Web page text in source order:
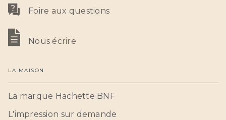
Foire aux questions
Nous écrire
LA MAISON
La marque Hachette BNF
L'impression sur demande